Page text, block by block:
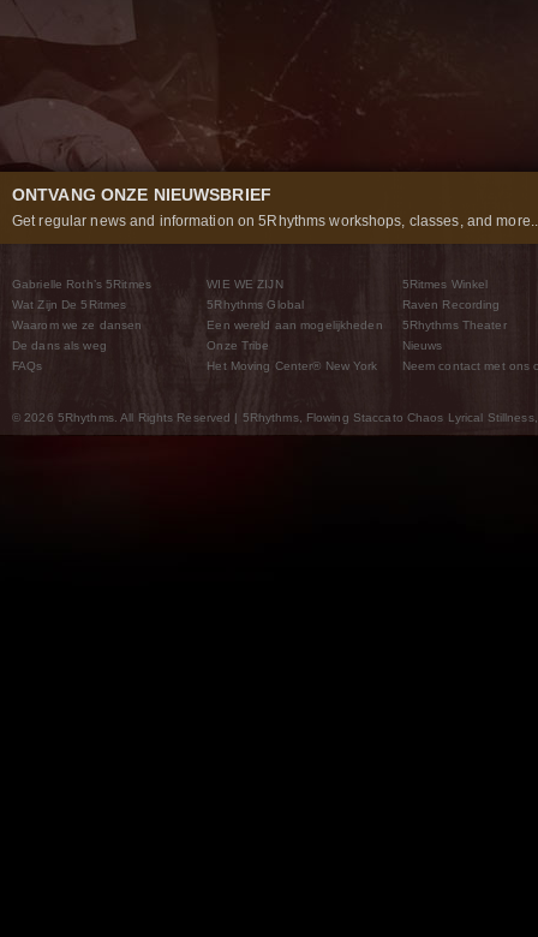
ONTVANG ONZE NIEUWSBRIEF
Get regular news and information on 5Rhythms workshops, classes, and
Gabrielle Roth’s 5Ritmes
Wat Zijn De 5Ritmes
Waarom we ze dansen
De dans als weg
FAQs
WIE WE ZIJN
5Rhythms Global
Een wereld aan mogelijkheden
Onze Tribe
Het Moving Center® New York
5Ritmes Winkel
Raven Recording
5Rhythms Theater
Nieuws
Neem contact met ons
© 2026 5Rhythms. All Rights Reserved | 5Rhythms, Flowing Staccato Chaos Lyrical